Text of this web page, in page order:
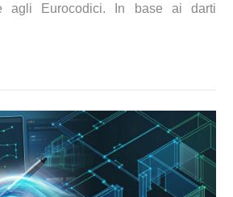
agli Eurocodici. In base ai darti